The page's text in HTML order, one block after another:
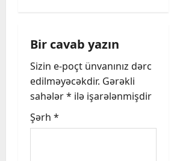
v
i
g
a
Bir cavab yazın
Sizin e-poçt ünvanınız dərc
edilməyəcəkdir. Gərəkli
sahələr* ilə işarələnmişdir
Şərh *